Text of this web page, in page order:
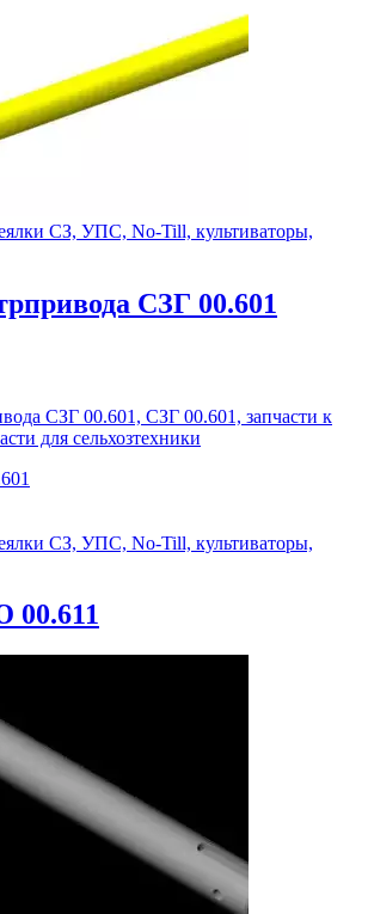
СЗ, УПС, No-Till, культиваторы,
СЗГ 00.601
СЗГ 00.601, СЗГ 00.601, запчасти к
для сельхозтехники
СЗ, УПС, No-Till, культиваторы,